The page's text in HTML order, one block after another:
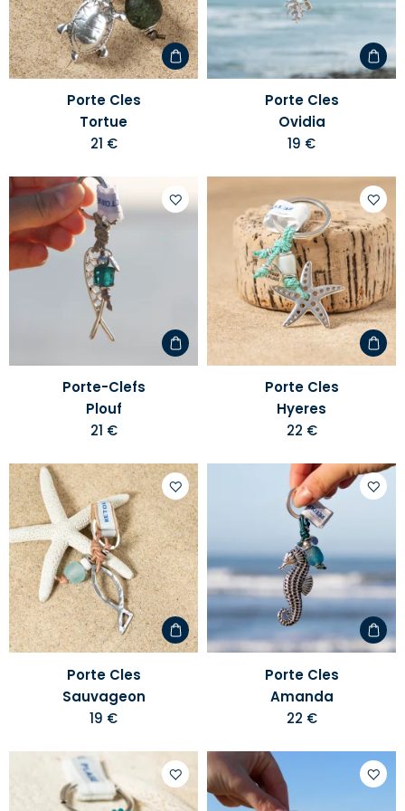
d'envies
Porte Cles
Tortue
21 €
Porte Cles
Ovidia
19 €
Porte-Clefs
Plouf
21 €
à
votre
liste
Porte Cles
Hyeres
22 €
Ajouter
à
votre
liste
d'envies
Porte Cles
Sauvageon
19 €
votre
liste
Porte Cles
Amanda
22 €
Ajouter